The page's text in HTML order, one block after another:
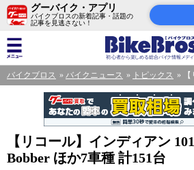
グーバイク・アプリ
バイクブロスの新着記事・話題の
記事を見逃さない！
バイクブロス バイクニュース トピックス
【リコール】インディアン
Bobber ほか7車種 計151台